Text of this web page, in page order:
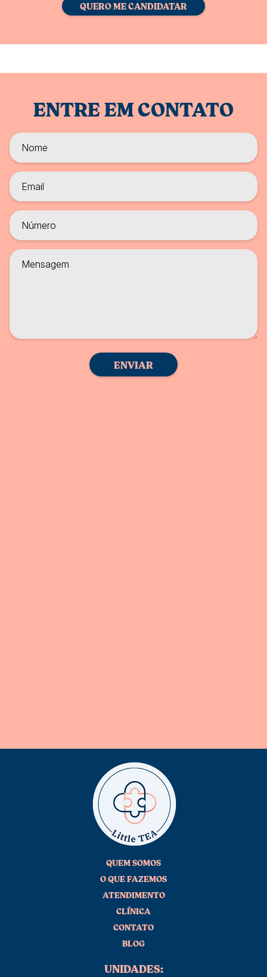
QUERO ME CANDIDATAR
ENTRE EM CONTATO
ENVIAR
QUEM SOMOS
O QUE FAZEMOS
ATENDIMENTO
CLÍNICA
CONTATO
BLOG
UNIDADES: